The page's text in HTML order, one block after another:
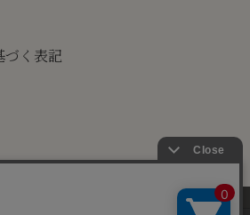
づく表記
様により良いサービス